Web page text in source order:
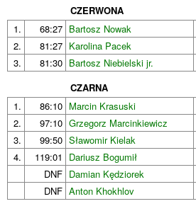
CZERWONA
1.
68:27 Bartosz Nowak
2.
81:27 Karolina Pacek
3.
81:30 Bartosz Niebielski jr.
CZARNA
1.
86:10 Marcin Krasuski
2.
97:10 Grzegorz Marcinkiewicz
3.
99:50 Sławomir Kielak
4.
119:01 Dariusz Bogumił
DNF Damian Kędziorek
DNF Anton Khokhlov